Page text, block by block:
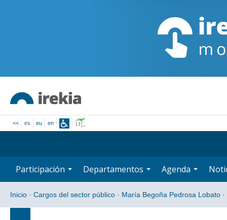
<< es eu en
Participación Departamentos Agenda
Inicio · Cargos del sector público · María Begoña Pedrosa Lobato ·